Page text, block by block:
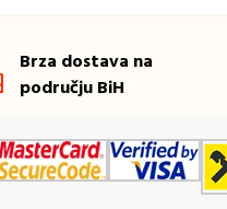
Brza dostava na
području BiH